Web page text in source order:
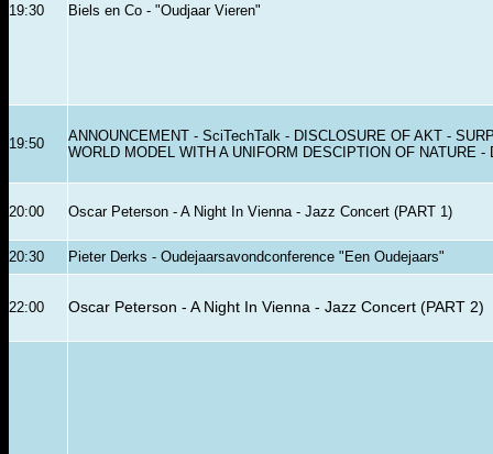
19:30 Biels en Co - "Oudjaar Vieren"
19:50
ANNOUNCEMENT - SciTechTalk - DISCLOSURE OF AKT -
WORLD MODEL WITH A UNIFORM DESCIPTION OF NATURE -
20:00 Oscar Peterson - A Night In Vienna - Jazz Concert (PART 1)
20:30 Pieter Derks - Oudejaarsavondconference "Een Oudejaars"
22:00 Oscar Peterson - A Night In Vienna - Jazz Concert (PART 2)